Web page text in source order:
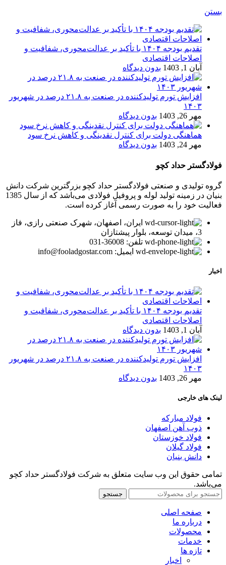
بستن
تقدیم بودجه ۱۴۰۴ با تأکید بر عدالت‌محوری، شفافیت و
اصلاحات اقتصادی
آبان 1, 1403
بدون دیدگاه
افزایش تورم تولیدکننده در صنعت به ۲۱.۸ درصد در شهریور
۱۴۰۳
مهر 26, 1403
بدون دیدگاه
هماهنگی دولت برای کنترل نقدینگی و کاهش نرخ سود
مهر 24, 1403
بدون دیدگاه
فولادگستر حداد کچو
گروه تولیدی و صنعتی فولادگستر حداد کچو بزرگترین شرکت دانش
بنیان در زمینه تولید لوله و پروفیل فولادی می‌باشد که از سال 1385
فعالیت خود را به صورت رسمی آغاز کرده است.
ایران، اصفهان، شهرک صنعتی رازی، فاز
3، میدان توسعه، بلوار پیشتازان
تلفن: 36008-031
ایمیل: info@fooladgostar.com
اخبار
تقدیم بودجه ۱۴۰۴ با تأکید بر عدالت‌محوری، شفافیت و
اصلاحات اقتصادی
آبان 1, 1403
بدون دیدگاه
افزایش تورم تولیدکننده در صنعت به ۲۱.۸ درصد در شهریور
۱۴۰۳
مهر 26, 1403
بدون دیدگاه
لینک های خارجی
فولاد مبارکه
ذوب آهن اصفهان
فولاد خوزستان
فولاد گیلان
دانش بنیان
تمامی حقوق این وب سایت متعلق به شرکت فولادگستر حداد کچو
می‌باشد.
جستجو
صفحه اصلی
درباره ما
محصولات
خدمات
تازه ها
اخبار